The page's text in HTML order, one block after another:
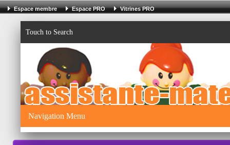
Espace membre Espace PRO Vitrines PRO
Touch to Search
Navigation Menu